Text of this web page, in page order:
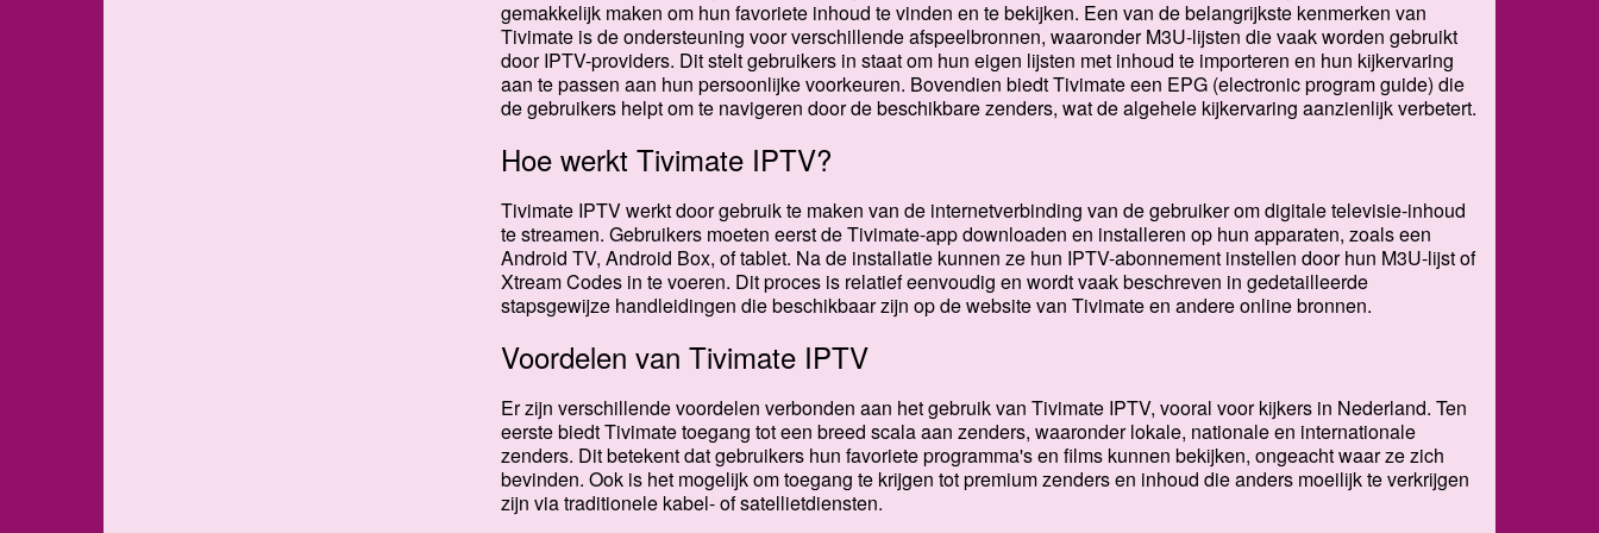
gemakkelijk maken om hun favoriete inhoud te vinden en te bekijken. Een van de belangrijkste kenmerken van
Tivimate is de ondersteuning voor verschillende afspeelbronnen, waaronder M3U-lijsten die vaak worden gebruikt
door IPTV-providers. Dit stelt gebruikers in staat om hun eigen lijsten met inhoud te importeren en hun kijkervaring
aan te passen aan hun persoonlijke voorkeuren. Bovendien biedt Tivimate een EPG (electronic program guide) die
de gebruikers helpt om te navigeren door de beschikbare zenders, wat de algehele kijkervaring aanzienlijk verbetert.
Hoe werkt Tivimate IPTV?
Tivimate IPTV werkt door gebruik te maken van de internetverbinding van de gebruiker om digitale televisie-inhoud
te streamen. Gebruikers moeten eerst de Tivimate-app downloaden en installeren op hun apparaten, zoals een
Android TV, Android Box, of tablet. Na de installatie kunnen ze hun IPTV-abonnement instellen door hun M3U-lijst of
Xtream Codes in te voeren. Dit proces is relatief eenvoudig en wordt vaak beschreven in gedetailleerde
stapsgewijze handleidingen die beschikbaar zijn op de website van Tivimate en andere online bronnen.
Voordelen van Tivimate IPTV
Er zijn verschillende voordelen verbonden aan het gebruik van Tivimate IPTV, vooral voor kijkers in Nederland. Ten
eerste biedt Tivimate toegang tot een breed scala aan zenders, waaronder lokale, nationale en internationale
zenders. Dit betekent dat gebruikers hun favoriete programma's en films kunnen bekijken, ongeacht waar ze zich
bevinden. Ook is het mogelijk om toegang te krijgen tot premium zenders en inhoud die anders moeilijk te verkrijgen
zijn via traditionele kabel- of satellietdiensten.